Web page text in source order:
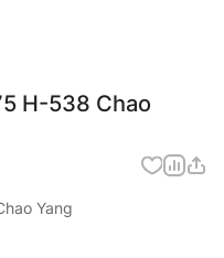
H-538 Chao
Yang